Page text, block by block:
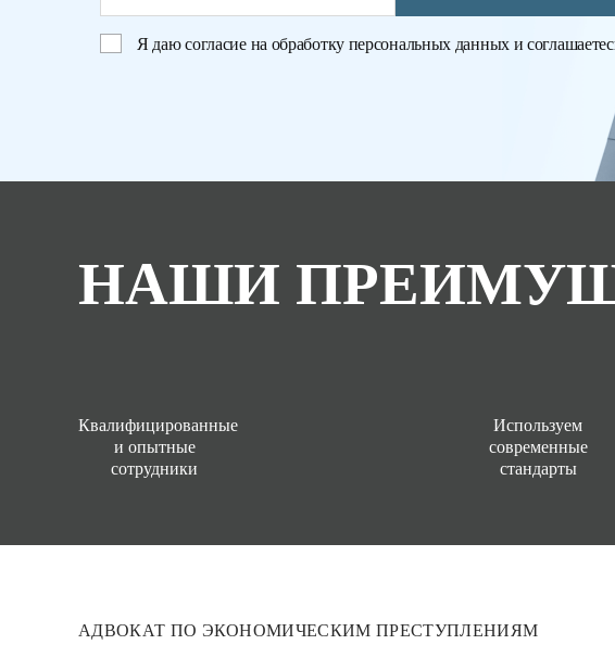
Я даюсогласие на обработку персональных данныхи
НАШИ
Квалифицированные
и опытные
сотрудники
Используем
современные
стандарты
АДВОКАТ ПО ЭКОНОМИЧЕСКИМ ПРЕСТУПЛЕНИЯМ